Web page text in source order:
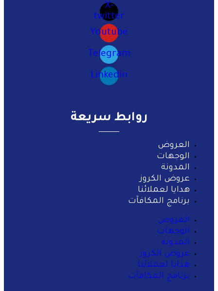
X-
twitter
Youtube
Telegram
Linkedin
روابط سريعة
العروض
الوجهات
المدونة
عروض الكروز
هدايا لعملائنا
برنامج المكافآت
العروض
الوجهات
المدونة
عروض الكروز
هدايا لعملائنا
برنامج المكافآت